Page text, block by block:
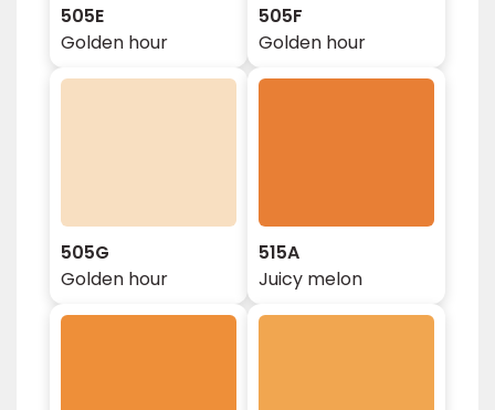
505E
Golden hour
505F
Golden hour
505G
Golden hour
515A
Juicy melon